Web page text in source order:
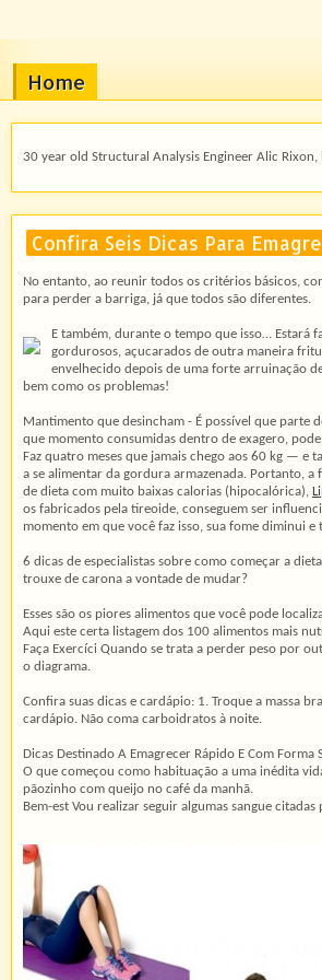
Home
30 year old Structural Analysis Engineer Alic
Confira Seis Dicas Para
No entanto, ao reunir todos os critérios básicos,
para perder a barriga, já que todos são diferentes.
E também, durante o tempo que isso… Estará
gordurosos, açucarados de outra maneira
envelhecido depois de uma forte arruinação
bem como os problemas!
Mantimento que desincham - É possível que parte
que momento consumidas dentro de exagero,
Faz quatro meses que jamais chego aos 60 kg —
a se alimentar da gordura armazenada. Portanto,
de dieta com muito baixas calorias (hipocalórica),
os fabricados pela tireoide, conseguem ser
momento em que você faz isso, sua fome diminui
6 dicas de especialistas sobre como começar a
trouxe de carona a vontade de mudar?
Esses são os piores alimentos que você pode
Aqui este certa listagem dos 100 alimentos mais
Faça Exercíci Quando se trata a perder peso por
o diagrama.
Confira suas dicas e cardápio: 1. Troque a massa
cardápio. Não coma carboidratos à noite.
Dicas Destinado A Emagrecer Rápido E Com Forma
O que começou como habituação a uma inédita
pãozinho com queijo no café da manhã.
Bem-est Vou realizar seguir algumas sangue